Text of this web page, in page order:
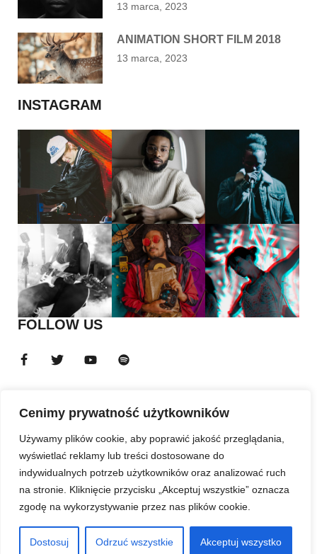
Cenimy prywatność użytkowników
Używamy plików cookie, aby poprawić jakość przeglądania,
wyświetlać reklamy lub treści dostosowane do
indywidualnych potrzeb użytkowników oraz analizować ruch
na stronie. Kliknięcie przycisku „Akceptuj wszystkie” oznacza
zgodę na wykorzystywanie przez nas plików cookie.
Dostosuj Odrzuć wszystkie Akceptuj wszystko
13 marca, 2023
ANIMATION SHORT FILM 2018
13 marca, 2023
INSTAGRAM
FOLLOW US
ADS BANNER